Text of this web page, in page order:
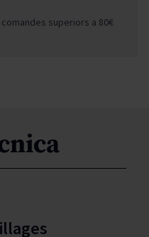
superiors a 80€